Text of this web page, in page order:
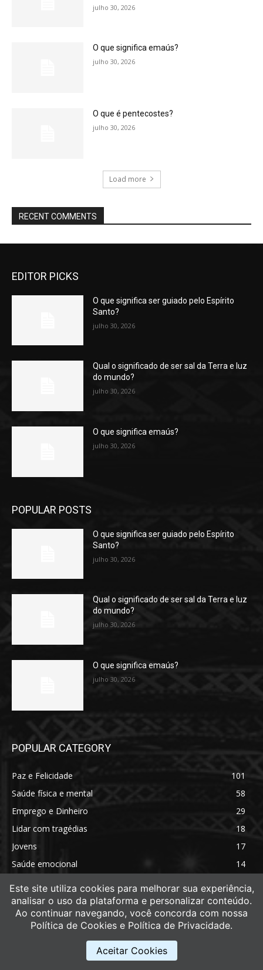
julho 30, 2026
O que significa emaús?
julho 30, 2026
O que é pentecostes?
julho 30, 2026
Load more
RECENT COMMENTS
EDITOR PICKS
O que significa ser guiado pelo Espírito
Santo?
julho 30, 2026
Qual o significado de ser sal da Terra e luz
do mundo?
julho 30, 2026
O que significa emaús?
julho 30, 2026
POPULAR POSTS
O que significa ser guiado pelo Espírito
Santo?
julho 30, 2026
Qual o significado de ser sal da Terra e luz
do mundo?
julho 30, 2026
O que significa emaús?
julho 30, 2026
POPULAR CATEGORY
Paz e Felicidade
101
Saúde física e mental
58
Emprego e Dinheiro
29
Lidar com tragédias
18
Jovens
17
Saúde emocional
14
Este site utiliza cookies para melhorar sua experiência,
analisar o uso da plataforma e personalizar conteúdo.
Ao continuar navegando, você concorda com nossa
Política de Cookies e Política de Privacidade.
Aceitar Cookies